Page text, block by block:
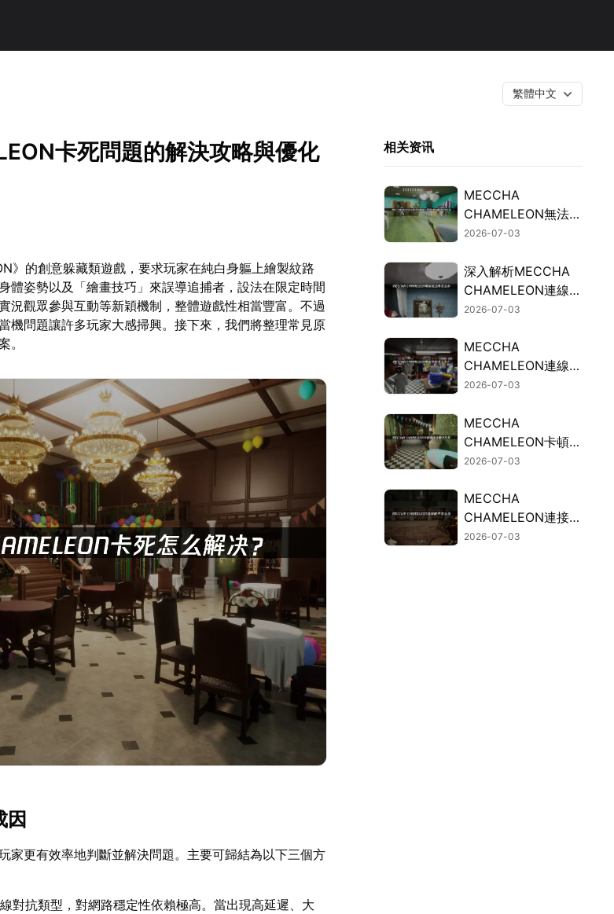
繁體中文
卡死問題的解決攻略與優化
》的創意躲藏類遊戲，要求玩家在純白身軀上繪製紋路
體姿勢以及「繪畫技巧」來誤導追捕者，設法在限定時間
況觀眾參與互動等新穎機制，整體遊戲性相當豐富。不過
機問題讓許多玩家大感掃興。接下來，我們將整理常見原
。
因
家更有效率地判斷並解決問題。主要可歸結為以下三個方
對抗類型，對網路穩定性依賴極高。當出現高延遲、大
相关资讯
MECCHA
CHAMELEON無法連
線的檢測與修復指
2026-07-03
深入解析MECCHA
CHAMELEON連線延
遲過高的成因與加速
2026-07-03
MECCHA
CHAMELEON連線失
敗的常見因素與有效
2026-07-03
MECCHA
CHAMELEON卡頓？
連線斷線問題的解決
2026-07-03
MECCHA
CHAMELEON連接斷
開？UU加速器免費
2026-07-03